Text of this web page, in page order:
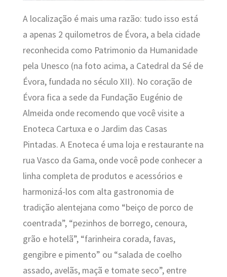
A localização é mais uma razão: tudo isso está
a apenas 2 quilometros de Évora, a bela cidade
reconhecida como Patrimonio da Humanidade
pela Unesco (na foto acima, a Catedral da Sé de
Évora, fundada no século XII). No coração de
Évora fica a sede da Fundação Eugénio de
Almeida onde recomendo que você visite a
Enoteca Cartuxa e o Jardim das Casas
Pintadas. A Enoteca é uma loja e restaurante na
rua Vasco da Gama, onde você pode conhecer a
linha completa de produtos e acessórios e
harmonizá-los com alta gastronomia de
tradição alentejana como “beiço de porco de
coentrada”, “pezinhos de borrego, cenoura,
grão e hotelã”, “farinheira corada, favas,
gengibre e pimento” ou “salada de coelho
assado, avelãs, maçã e tomate seco”, entre